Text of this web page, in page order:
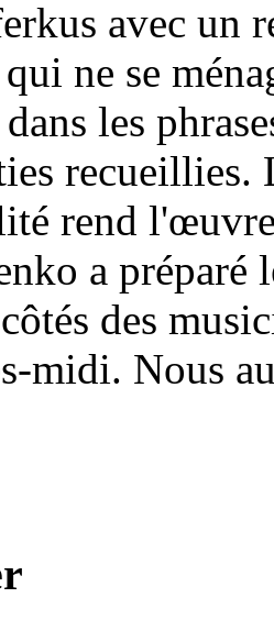
avec un
ne se
les
rend
a
des
midi. Nous